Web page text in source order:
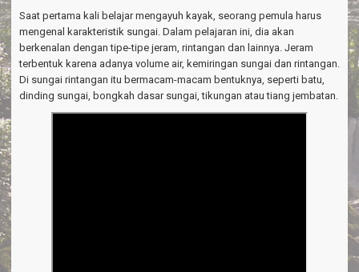
v
i
g
a
o
n
Saat pertama kali belajar mengayuh kayak, seorang pemula harus
mengenal karakteristik sungai. Dalam pelajaran ini, dia akan
berkenalan dengan tipe-tipe jeram, rintangan dan lainnya. Jeram
terbentuk karena adanya volume air, kemiringan sungai dan rintangan.
Di sungai rintangan itu bermacam-macam bentuknya, seperti batu,
dinding sungai, bongkah dasar sungai, tikungan atau tiang jembatan.